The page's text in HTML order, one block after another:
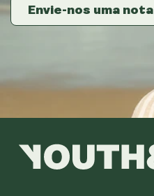
Envie-nos uma nota
Envie-nos uma nota
Envie-nos uma nota